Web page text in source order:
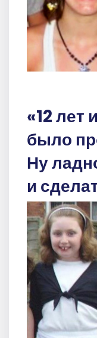
«12 лет
было
Ну
и